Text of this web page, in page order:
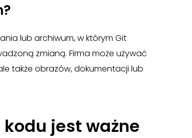
lub archiwum, w którym Git
zmianą. Firma może używać
także obrazów, dokumentacji lub
jest ważne